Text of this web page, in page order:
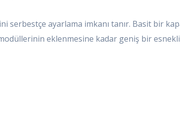
serbestçe ayarlama imkanı tanır. Basit bir
eklenmesine kadar geniş bir